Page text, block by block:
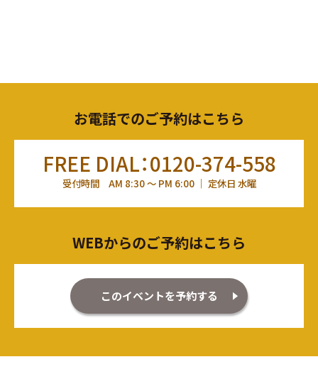
お電話でのご予約はこちら
FREE DIAL：0120-374-558
受付時間 AM 8:30 ～ PM 6:00 ｜ 定休日 水曜
WEBからのご予約はこちら
このイベントを予約する